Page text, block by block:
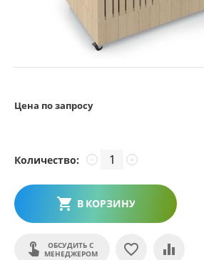
Цена по запросу
Количество: +
−
В КОРЗИНУ
ОБСУДИТЬ С
МЕНЕДЖЕРОМ